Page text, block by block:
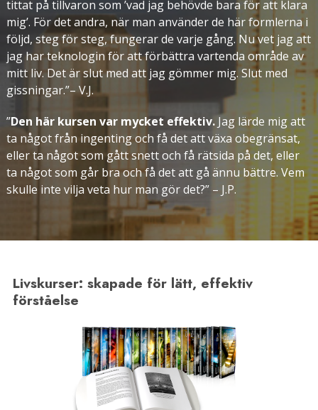
tittat på tillvaron som ’vad jag behövde bara för att klara
mig’. För det andra, när man använder de här formlerna i
följd, steg för steg, fungerar de varje gång. Nu vet jag att
jag har teknologin för att förbättra vartenda område av
mitt liv. Det är slut med att jag gömmer mig. Slut med
gissningar.”– V.J.
”Den här kursen var mycket effektiv. Jag lärde mig att
ta något från ingenting och få det att växa obegränsat,
eller ta något som gått snett och få rätsida på det, eller
ta något som går bra och få det att gå ännu bättre. Vem
skulle inte vilja veta hur man gördet?” – J.P.
Livskurser: skapade för lätt, effektiv
förståelse